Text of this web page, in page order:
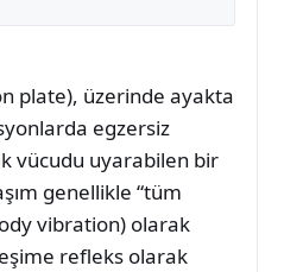
plate), üzerinde ayakta
egzersiz
vücudu uyarabilen bir
genellikle “tüm
vibration) olarak
refleks olarak